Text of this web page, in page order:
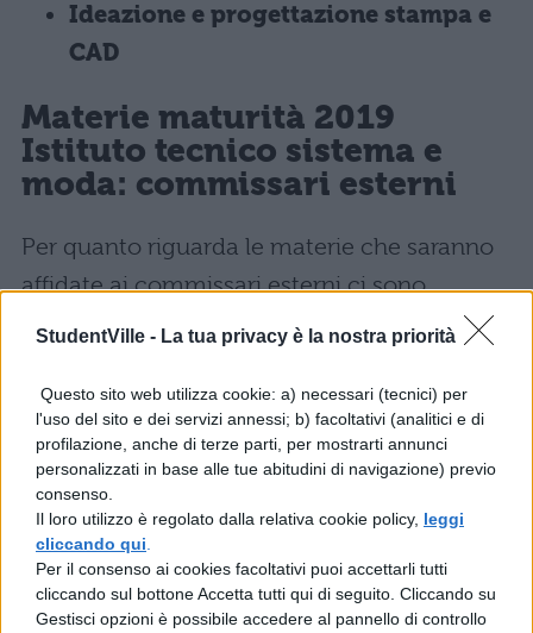
StudentVille - La tua privacy è la nostra priorità
Questo sito web utilizza cookie: a) necessari (tecnici) per
l'uso del sito e dei servizi annessi; b) facoltativi (analitici e di
profilazione, anche di terze parti, per mostrarti annunci
personalizzati in base alle tue abitudini di navigazione) previo
consenso.
Il loro utilizzo è regolato dalla relativa cookie policy, leggi
cliccando qui
Per il consenso ai cookies facoltativi puoi accettarli tutti
cliccando sul bottone Accetta tutti qui di seguito. Cliccando su
Gestisci opzioni è possibile accedere al pannello di controllo
Ideazione e progettazione stampa e
CAD
Materie maturità 2019
Istituto tecnico sistema e
moda: commissari esterni
Per quanto riguarda le materie che saranno
affidate ai commissari esterni ci sono
sempre più dubbi, perché il ministero ogni
articolazioni in cui è suddiviso il Tecnico
sistema Moda presenta delle differenze. Ecco
le materie affidate ai commissari esterni:
Istituto tecnico Sistema Moda-
Articolazione Tessile, abbigliamento e
moda: